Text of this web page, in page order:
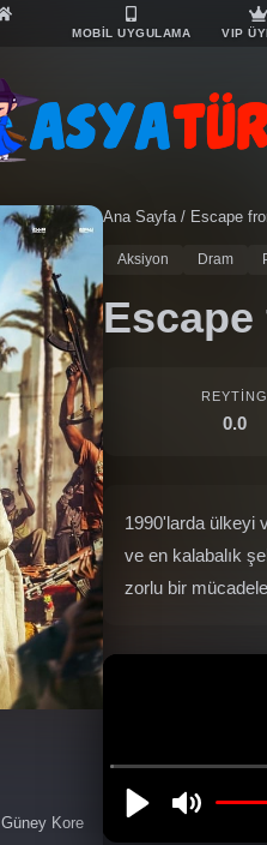
MOBİL UYGULAMA VIP
Güney Kore
Ana Sayfa/ Escape
Aksiyon Dram
REYTING
0.0
1990'larda ülkeyi
ve en kalabalık
zorlu bir